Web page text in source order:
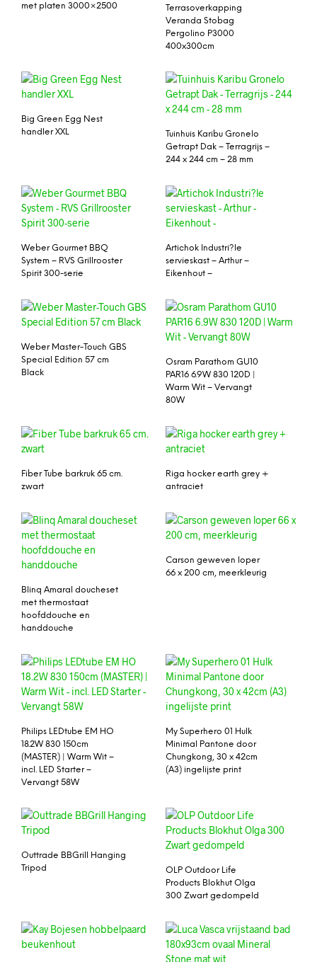
met platen 3000×2500
Terrasoverkapping
Veranda Stobag
Pergolino P3000
400x300cm
Big Green Egg Nest
handler XXL
Tuinhuis Karibu Gronelo
Getrapt Dak – Terragrijs –
244 x 244 cm – 28 mm
Weber Gourmet BBQ
System – RVS Grillrooster
Spirit 300-serie
Artichok Industri?le
servieskast – Arthur –
Eikenhout –
Weber Master-Touch GBS
Special Edition 57 cm
Black
Osram Parathom GU10
PAR16 6.9W 830 120D |
Warm Wit – Vervangt
80W
Fiber Tube barkruk 65 cm.
zwart
Riga hocker earth grey +
antraciet
Blinq Amaral doucheset
met thermostaat
hoofddouche en
handdouche
Carson geweven loper
66 x 200 cm, meerkleurig
Philips LEDtube EM HO
18.2W 830 150cm
(MASTER) | Warm Wit –
incl. LED Starter –
Vervangt 58W
My Superhero 01 Hulk
Minimal Pantone door
Chungkong, 30 x 42cm
(A3) ingelijste print
Outtrade BBGrill Hanging
Tripod
OLP Outdoor Life
Products Blokhut Olga
300 Zwart gedompeld